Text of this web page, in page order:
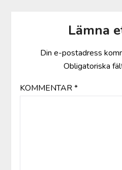
Lämna
Din e-postadress
Obligatoriska
KOMMENTAR*